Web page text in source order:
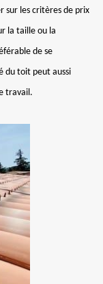
sur les critères de prix
la taille ou la
de se
du toit peut aussi
travail.